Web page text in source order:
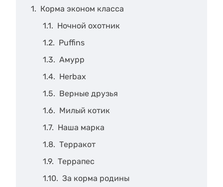
Корма эконом класса
Ночной охотник
Puffins
Амурр
Herbax
Верные друзья
Милый котик
Наша марка
Терракот
Террапес
За корма родины